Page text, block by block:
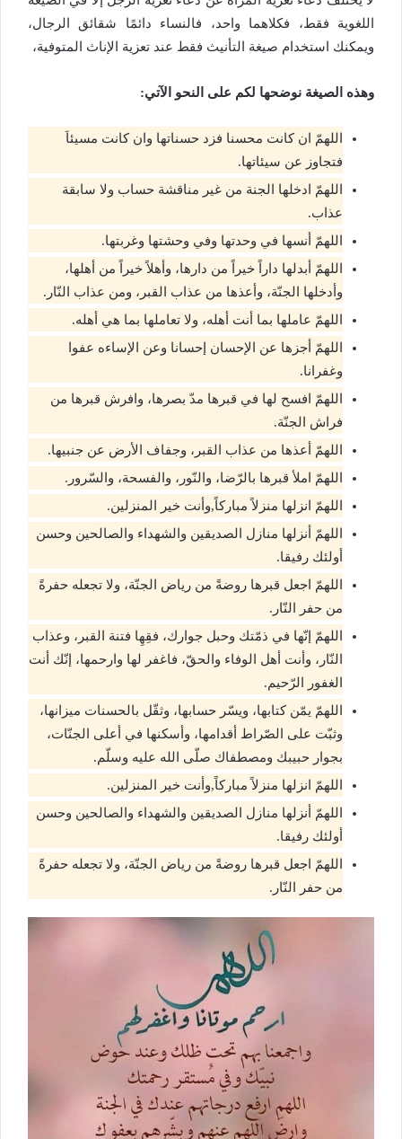
اللغوية فقط، فكلاهما واحد، فالنساء دائمًا شقائق الرجال،
ويمكنك استخدام صيغة التأنيث فقط عند تعزية الإناث المتوفية،
وهذه الصيغة نوضحها لكم على النحو الآتي:
اللهمّ ان كانت محسنا فزد حسناتها وان كانت مسيئاَ
فتجاوز عن سيئاتها.
اللهمّ ادخلها الجنة من غير مناقشة حساب ولا سابقة
عذاب.
اللهمّ أنسها في وحدتها وفي وحشتها وغربتها.
اللهمّ أبدلها داراً خيراً من دارها، وأهلاً خيراً من أهلها،
وأدخلها الجنّة، وأعذها من عذاب القبر، ومن عذاب النّار.
اللهمّ عاملها بما أنت أهله، ولا تعاملها بما هي أهله.
اللهمّ أجزها عن الإحسان إحسانا وعن الإساءه عفوا
وغفرانا.
اللهمّ افسح لها في قبرها مدّ بصرها، وافرش قبرها من
فراش الجنّة.
اللهمّ أعذها من عذاب القبر، وجفاف الأرض عن جنبيها.
اللهمّ املأ قبرها بالرّضا، والنّور، والفسحة، والسّرور.
اللهمّ انزلها منزلاً مباركاً,وأنت خير المنزلين.
اللهمّ أنزلها منازل الصديقين والشهداء والصالحين وحسن
أولئك رفيقا.
اللهمّ اجعل قبرها روضةً من رياض الجنّة، ولا تجعله حفرةً
من حفر النّار.
اللهمّ إنّها في ذمّتك وحبل جوارك، فقِهِا فتنة القبر، وعذاب
النّار، وأنت أهل الوفاء والحقّ، فاغفر لها وارحمها، إنّك أنت
الغفور الرّحيم.
اللهمّ يمّن كتابها، ويسّر حسابها، وثقّل بالحسنات ميزانها،
وثبّت على الصّراط أقدامها، وأسكنها في أعلى الجنّات،
بجوار حبيبك ومصطفاك صلّى الله عليه وسلّم.
اللهمّ انزلها منزلاً مباركاً,وأنت خير المنزلين.
اللهمّ أنزلها منازل الصديقين والشهداء والصالحين وحسن
أولئك رفيقا.
اللهمّ اجعل قبرها روضةً من رياض الجنّة، ولا تجعله حفرةً
من حفر النّار.